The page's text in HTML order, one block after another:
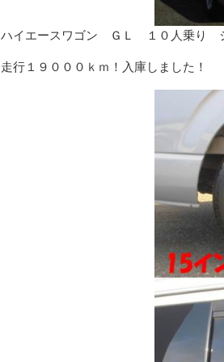
ハイエースワゴン ＧＬ １０人乗り
走行１９０００ｋｍ！入庫しました！